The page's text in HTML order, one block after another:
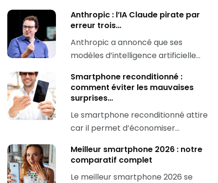
Anthropic : l’IA Claude pirate par
erreur trois…
Anthropic a annoncé que ses
modèles d’intelligence artificielle…
Smartphone reconditionné :
comment éviter les mauvaises
surprises…
Le smartphone reconditionné attire
car il permet d’économiser…
Meilleur smartphone 2026 : notre
comparatif complet
Le meilleur smartphone 2026 se